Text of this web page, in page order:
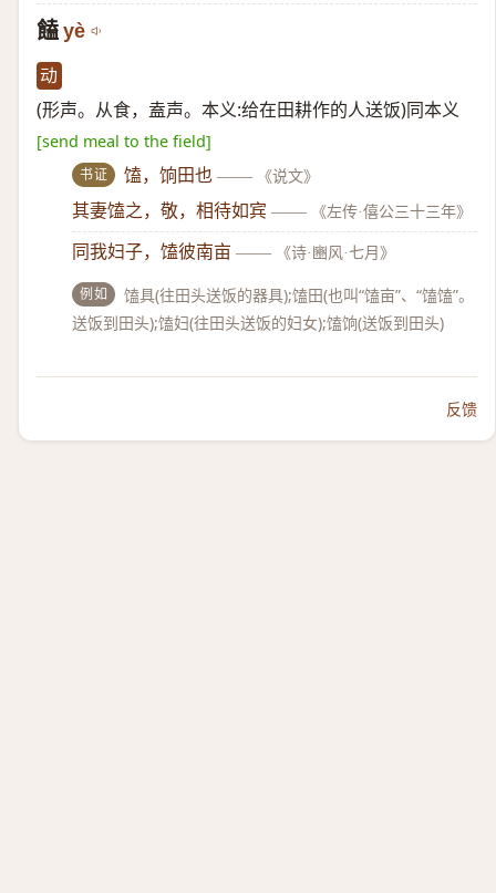
饁 yè
动
(形声。从食，盍声。本义:给在田耕作的人送饭)同本义
[send meal to the field]
书证 馌，饷田也 —— 《说文》
其妻馌之，敬，相待如宾 —— 《左传·僖公三十三年》
同我妇子，馌彼南亩 —— 《诗·豳风·七月》
例如
馌具(往田头送饭的器具);馌田(也叫“馌亩”、“馌馌”。
送饭到田头);馌妇(往田头送饭的妇女);馌饷(送饭到田头)
反馈